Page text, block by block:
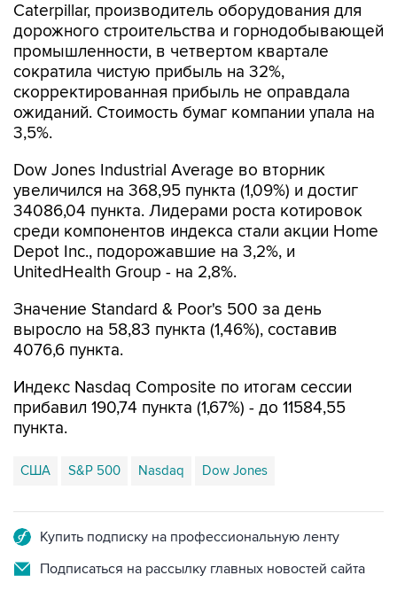
Caterpillar, производитель оборудования для
дорожного строительства и горнодобывающей
промышленности, в четвертом квартале
сократила чистую прибыль на 32%,
скорректированная прибыль не оправдала
ожиданий. Стоимость бумаг компании упала на
3,5%.
Dow Jones Industrial Average во вторник
увеличился на 368,95 пункта (1,09%) и достиг
34086,04 пункта. Лидерами роста котировок
среди компонентов индекса стали акции Home
Depot Inc., подорожавшие на 3,2%, и
UnitedHealth Group - на 2,8%.
Значение Standard & Poor's 500 за день
выросло на 58,83 пункта (1,46%), составив
4076,6 пункта.
Индекс Nasdaq Composite по итогам сессии
прибавил 190,74 пункта (1,67%) - до 11584,55
пункта.
США S&P 500 Nasdaq Dow Jones
Купить подписку на профессиональную ленту
Подписаться на рассылку главных новостей сайта